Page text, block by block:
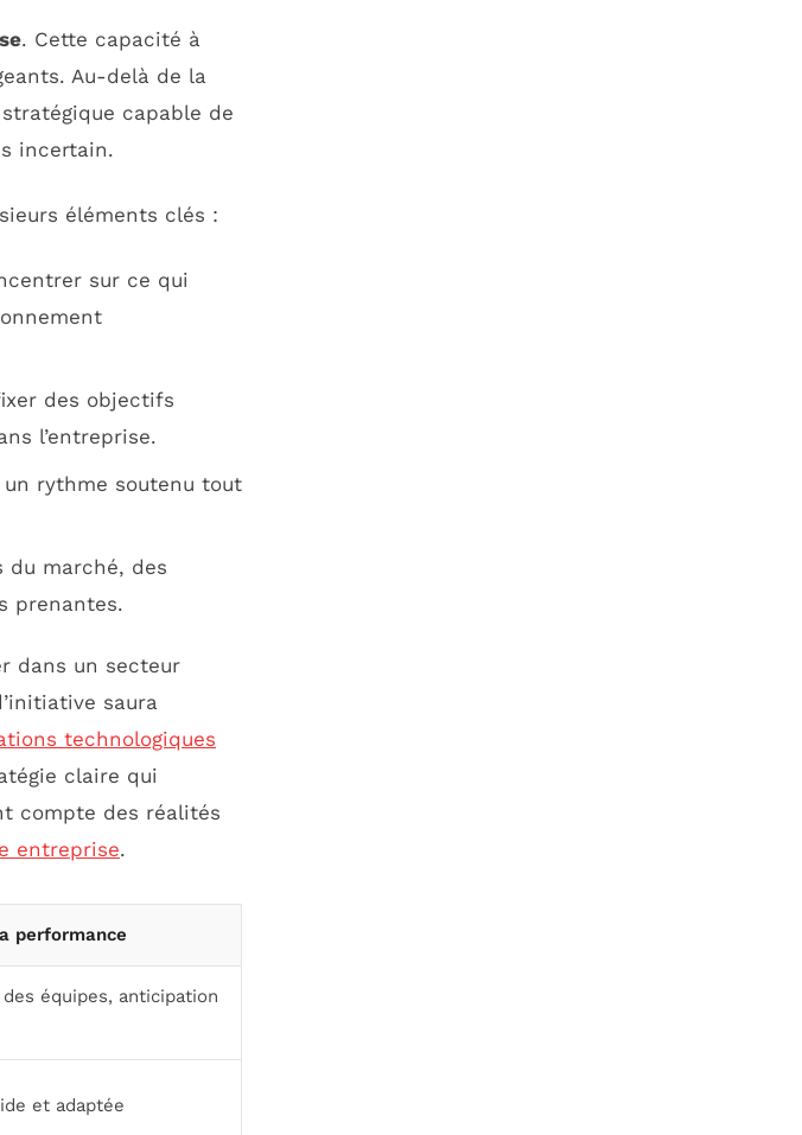
. Cette capacité à
Au-delà de la
capable de
incertain.
éléments clés :
sur ce qui
des objectifs
l’entreprise.
rythme soutenu tout
marché, des
prenantes.
dans un secteur
saura
technologiques
claire qui
compte des réalités
entreprise.
performance
équipes, anticipation
et adaptée